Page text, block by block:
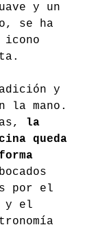
y un
se ha
icono
y
la mano.
la
queda
por el
y el